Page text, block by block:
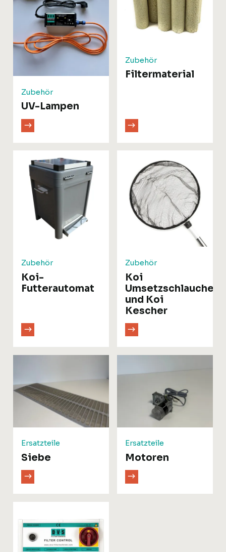
Zubehör
UV-Lampen
Zubehör
Filtermaterial
Zubehör
Koi-
Futterautomat
Zubehör
Koi
Umsetzschlauche
und Koi
Kescher
Ersatzteile
Siebe
Ersatzteile
Motoren